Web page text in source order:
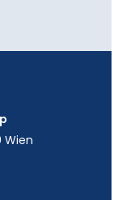
Wien